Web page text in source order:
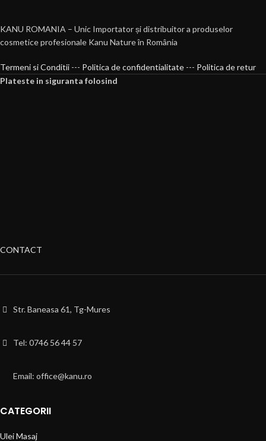
KANU ROMANIA – Unic Importator și distribuitor a produselor
cosmetice profesionale Kanu Nature în România
Termeni si Conditii --- Politica de confidentialitate --- Politica de retur
Plateste in siguranta folosind
CONTACT
Str. Baneasa 61, Tg-Mures
Tel: 0746 56 44 57
Email: office@kanu.ro
CATEGORII
Ulei Masaj